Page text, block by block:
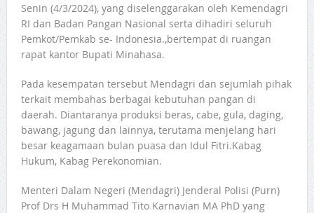
Senin (4/3/2024), yang diselenggarakan oleh Kemendagri
RI dan Badan Pangan Nasional serta dihadiri seluruh
Pemkot/Pemkab se- Indonesia.,bertempat di ruangan
rapat kantor Bupati Minahasa.
Pada kesempatan tersebut Mendagri dan sejumlah pihak
terkait membahas berbagai kebutuhan pangan di
daerah. Diantaranya produksi beras, cabe, gula, daging,
bawang, jagung dan lainnya, terutama menjelang hari
besar keagamaan bulan puasa dan Idul Fitri.Kabag
Hukum, Kabag Perekonomian.
Menteri Dalam Negeri (Mendagri) Jenderal Polisi (Purn)
Prof Drs H Muhammad Tito Karnavian MA PhD yang